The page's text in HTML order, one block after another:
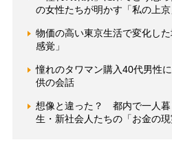
の女性たちが明かす「私の上
物価の高い東京生活で変化し
感覚」
憧れのタワマン購入40代男性
供の会話
想像と違った？ 都内で一人暮
生・新社会人たちの「お金の現